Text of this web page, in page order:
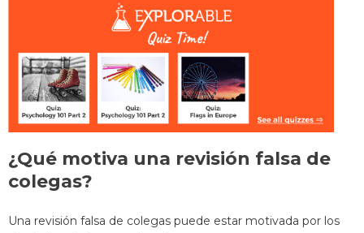
¿Qué motiva una revisión falsa de
colegas?
Una revisión falsa de colegas puede estar motivada por los